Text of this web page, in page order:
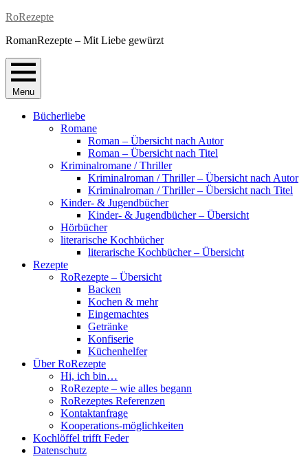
Skip
content
RoRezepte
RomanRezepte – Mit Liebe gewürzt
Menu
Bücherliebe
Romane
Roman – Übersicht nach Autor
Roman – Übersicht nach Titel
Kriminalromane / Thriller
Kriminalroman / Thriller – Übersicht nach Autor
Kriminalroman / Thriller – Übersicht nach Titel
Kinder- & Jugendbücher
Kinder- & Jugendbücher – Übersicht
Hörbücher
literarische Kochbücher
literarische Kochbücher – Übersicht
Rezepte
RoRezepte – Übersicht
Backen
Kochen & mehr
Eingemachtes
Getränke
Konfiserie
Küchenhelfer
Über RoRezepte
Hi, ich bin…
RoRezepte – wie alles begann
RoRezeptes Referenzen
Kontaktanfrage
Kooperations-möglichkeiten
Kochlöffel trifft Feder
Datenschutz